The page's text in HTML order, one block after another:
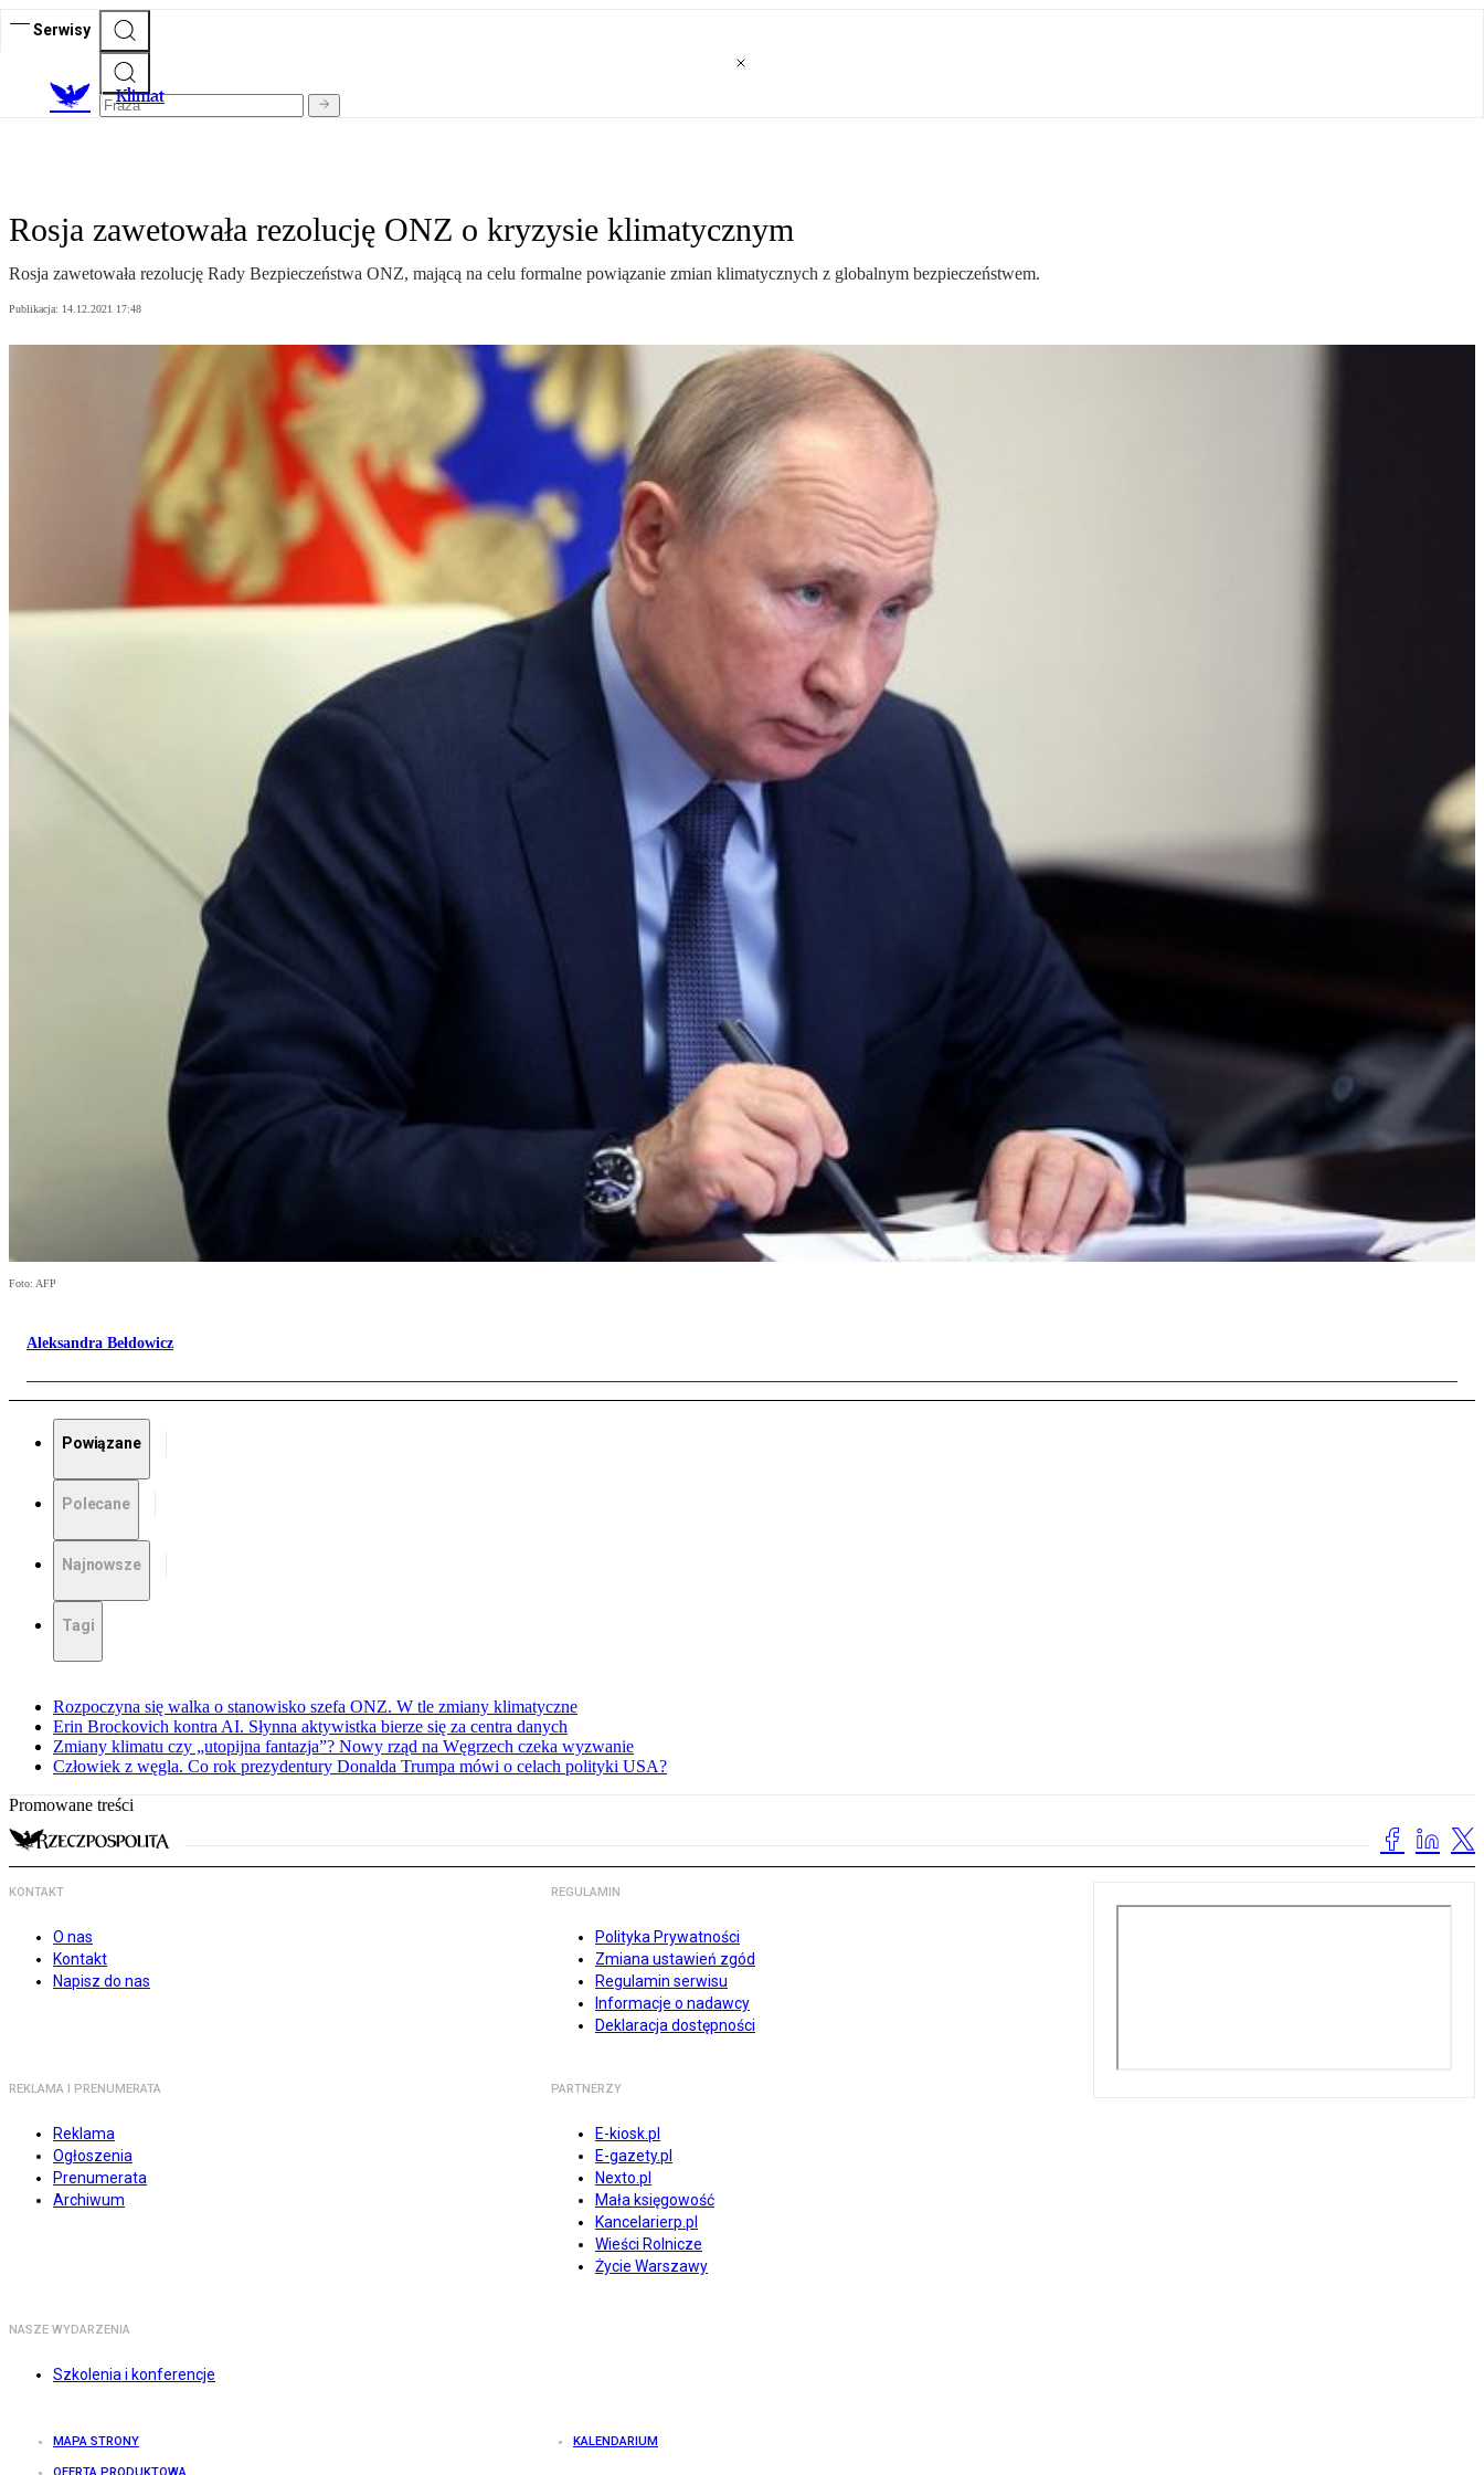
Serwisy
Klimat
Rosja zawetowała rezolucję ONZ o kryzysie klimatycznym
Rosja zawetowała rezolucję Rady Bezpieczeństwa ONZ, mającą na celu formalne powiązanie zmian klimatycznych z globalnym bezpieczeństwem.
Publikacja: 14.12.2021 17:48
Foto: AFP
Aleksandra Bełdowicz
Powiązane
Polecane
Najnowsze
Tagi
Rozpoczyna się walka o stanowisko szefa ONZ. W tle zmiany klimatyczne
Erin Brockovich kontra AI. Słynna aktywistka bierze się za centra danych
Zmiany klimatu czy „utopijna fantazja”? Nowy rząd na Węgrzech czeka wyzwanie
Człowiek z węgla. Co rok prezydentury Donalda Trumpa mówi o celach polityki USA?
Promowane treści
KONTAKT
O nas
Kontakt
Napisz do nas
REGULAMIN
Polityka Prywatności
Zmiana ustawień zgód
Regulamin serwisu
Informacje o nadawcy
Deklaracja dostępności
REKLAMA I PRENUMERATA
Reklama
Ogłoszenia
Prenumerata
Archiwum
PARTNERZY
E-kiosk.pl
E-gazety.pl
Nexto.pl
Mała księgowość
Kancelarierp.pl
Wieści Rolnicze
Życie Warszawy
NASZE WYDARZENIA
Szkolenia i konferencje
MAPA STRONY KALENDARIUM